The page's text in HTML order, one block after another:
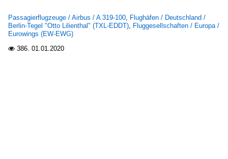
Passagierflugzeuge / Airbus / A 319-100, Flughäfen / Deutschland /
Berlin-Tegel "Otto Lilienthal" (TXL-EDDT), Fluggesellschaften / Europa /
Eurowings (EW-EWG)
 386. 01.01.2020